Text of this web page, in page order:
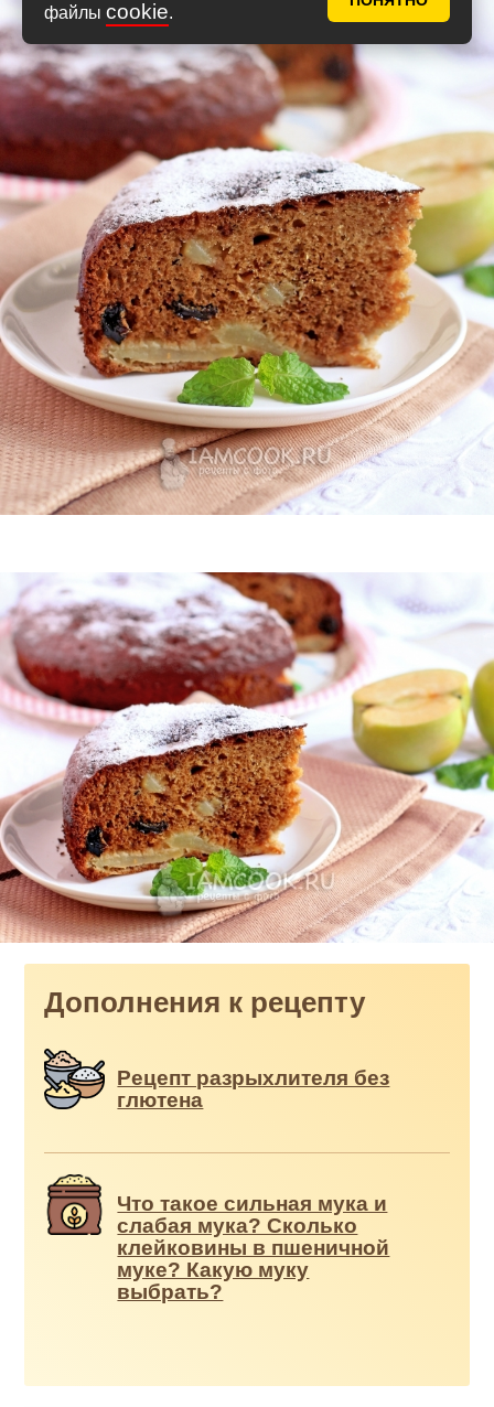
файлы cookie.
Дополнения к рецепту
Рецепт разрыхлителя без
глютена
Что такое сильная мука и
слабая мука? Сколько
клейковины в пшеничной
муке? Какую муку
выбрать?